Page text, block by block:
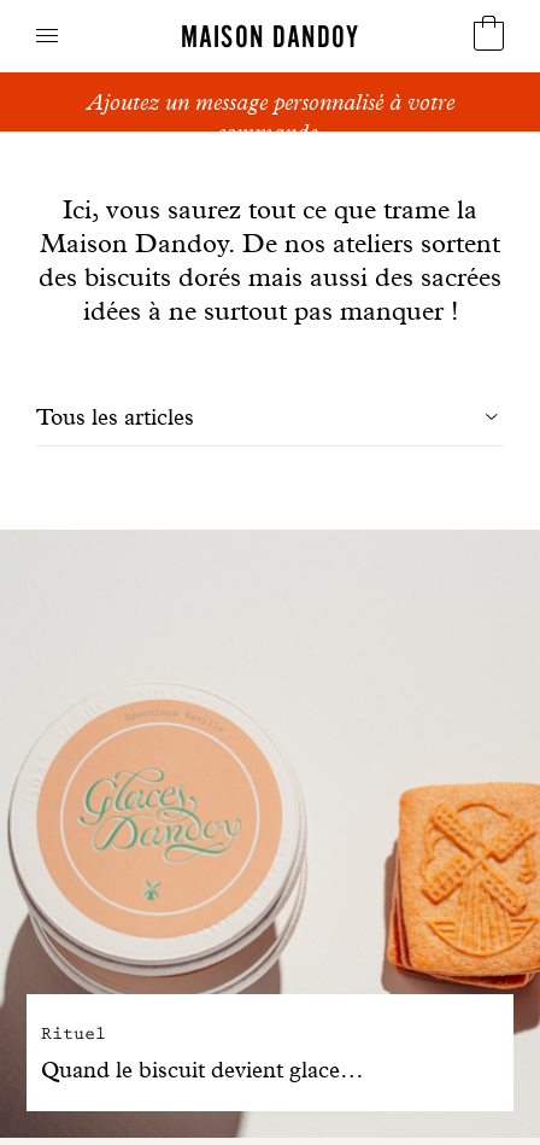
MAISON DANDOY
Speculoos
Pains sucrés
Gâteaux
Dandoy Family
Boutiques
Mon compte
E-Shop
Ajoutez un message personnalisé à votre
commande.
Ici, vous saurez tout ce que trame la
Maison Dandoy. De nos ateliers sortent
des biscuits dorés mais aussi des sacrées
idées à ne surtout pas manquer !
Filtrer
Tous les articles
Rituel
Quand le biscuit devient glace…